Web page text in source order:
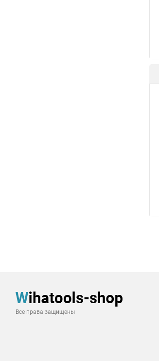
Все права защищены